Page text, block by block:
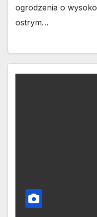
ogrodzenia o
ostrym…